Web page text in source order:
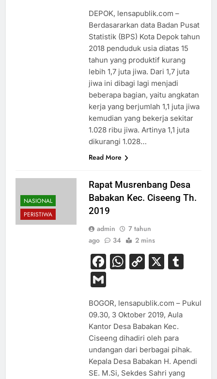
DEPOK, lensapublik.com –
Berdasararkan data Badan Pusat
Statistik (BPS) Kota Depok tahun
2018 penduduk usia diatas 15
tahun yang produktif kurang
lebih 1,7 juta jiwa. Dari 1,7 juta
jiwa ini dibagi lagi menjadi
beberapa bagian, yaitu angkatan
kerja yang berjumlah 1,1 juta jiwa
kemudian yang bekerja sekitar
1.028 ribu jiwa. Artinya 1,1 juta
dikurangi 1.028…
Read More
NASIONAL
PERISTIWA
Rapat Musrenbang Desa
Babakan Kec. Ciseeng Th.
2019
admin
7 tahun
ago
34 2 mins
Facebook
WhatsApp
Copy
X
Gmail
BOGOR, lensapublik.com – Pukul
09.30, 3 Oktober 2019, Aula
Kantor Desa Babakan Kec.
Ciseeng dihadiri oleh para
undangan dari berbagai pihak.
Kepala Desa Babakan H. Apendi
SE. M.Si, Sekdes Sahri yang